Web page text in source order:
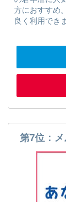
方におすすめ
良く利用でき
第7位：